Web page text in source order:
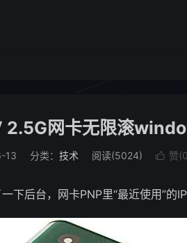
网卡无限滚
13 分类： 技术 阅读(5024)  赞(0
后台，网卡PNP里“最近使用”的